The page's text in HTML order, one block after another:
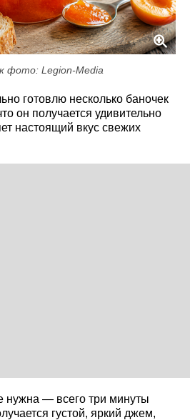
фото: Legion-Media
готовлю несколько баночек
он получается удивительно
настоящий вкус свежих
нужна — всего три минуты
густой, яркий джем,